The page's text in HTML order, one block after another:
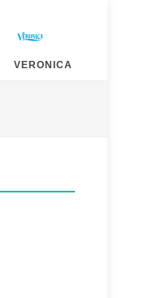
VERONICA